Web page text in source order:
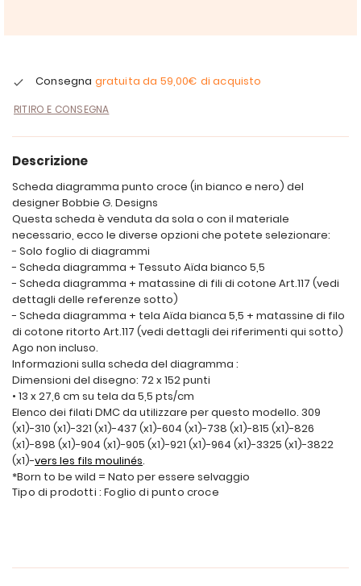
Consegna gratuita da 59,00€ di acquisto
RITIRO E CONSEGNA
Descrizione
Scheda diagramma punto croce (in bianco e nero) del
designer Bobbie G. Designs
Questa scheda è venduta da sola o con il materiale
necessario, ecco le diverse opzioni che potete selezionare:
- Solo foglio di diagrammi
- Scheda diagramma + Tessuto Aïda bianco 5,5
- Scheda diagramma + matassine di fili di cotone Art.117 (vedi
dettagli delle referenze sotto)
- Scheda diagramma + tela Aïda bianca 5,5 + matassine di filo
di cotone ritorto Art.117 (vedi dettagli dei riferimenti qui sotto)
Ago non incluso.
Informazioni sulla scheda del diagramma :
Dimensioni del disegno: 72 x 152 punti
• 13 x 27,6 cm su tela da 5,5 pts/cm
Elenco dei filati DMC da utilizzare per questo modello. 309
(x1)-310 (x1)-321 (x1)-437 (x1)-604 (x1)-738 (x1)-815 (x1)-826
(x1)-898 (x1)-904 (x1)-905 (x1)-921 (x1)-964 (x1)-3325 (x1)-3822
(x1)-vers les fils moulinés.
*Born to be wild = Nato per essere selvaggio
Tipo di prodotti : Foglio di punto croce